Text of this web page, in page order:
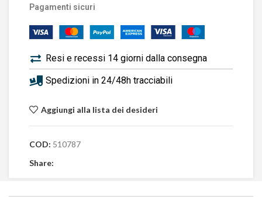
Pagamenti sicuri
Resi e recessi 14 giorni dalla consegna
Spedizioni in 24/48h tracciabili
Aggiungi alla lista dei desideri
COD: 510787
Share: